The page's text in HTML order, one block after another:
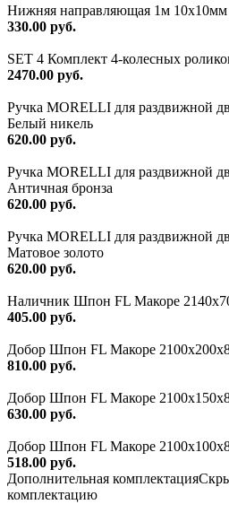
Нижняя направляющая 1м 10х10мм
330.00 руб.
SET 4 Комплект 4-колесных
2470.00 руб.
Ручка MORELLI для раздвижной
Белый никель
620.00 руб.
Ручка MORELLI для раздвижной
Античная бронза
620.00 руб.
Ручка MORELLI для раздвижной
Матовое золото
620.00 руб.
Наличник Шпон FL Макоре
405.00 руб.
Добор Шпон FL Макоре
810.00 руб.
Добор Шпон FL Макоре
630.00 руб.
Добор Шпон FL Макоре
518.00 руб.
Дополнительная комплектация
комплектацию